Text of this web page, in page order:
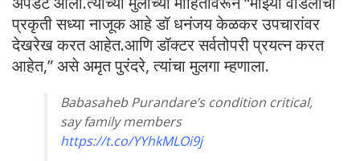
प्रकृती सध्या नाजूक आहे डॉ धनंजय केळकर उपचारांवर
देखरेख करत आहेत.आणि डॉक्टर सर्वतोपरी प्रयत्न करत
आहेत,” असे अमृत पुरंदरे, त्यांचा मुलगा म्हणाला.
Babasaheb Purandare’s condition critical,
say family members
https://t.co/YYhkMLOi9j